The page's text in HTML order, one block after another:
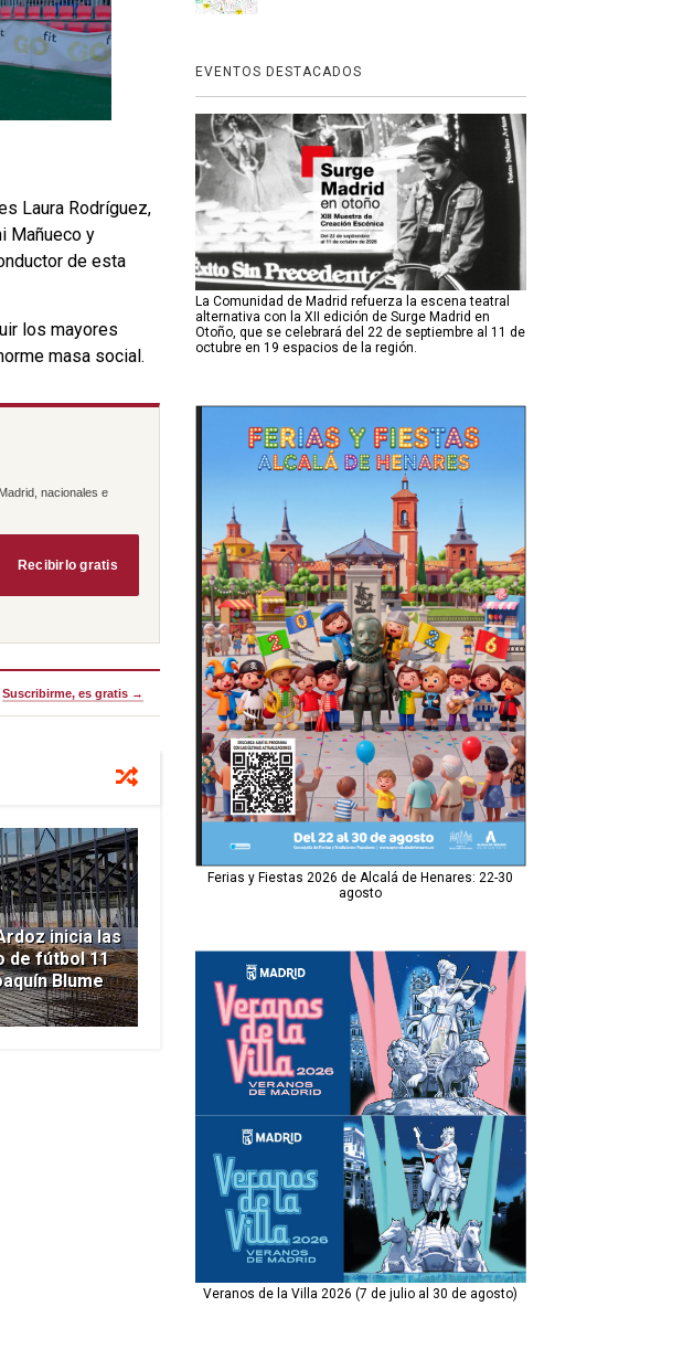
Laura Rodríguez,
Mañueco y
de esta
los mayores
masa social.
nacionales e
Recibirlo gratis
Suscribirme, es gratis →
inicia las
de fútbol 11
Blume
EVENTOS DESTACADOS
La Comunidad de Madrid refuerza la escena teatral
alternativa con la XII edición de Surge Madrid en
Otoño, que se celebrará del 22 de septiembre al 11 de
octubre en 19 espacios de la región.
Ferias y Fiestas 2026 de Alcalá de Henares: 22-30
agosto
Veranos de la Villa 2026 (7 de julio al 30 de agosto)